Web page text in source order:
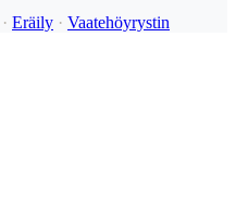
· Eräily · Vaatehöyrystin